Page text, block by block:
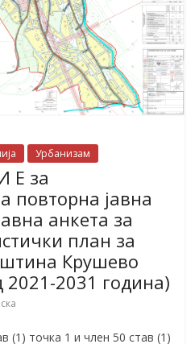
Урбанизам
Е за
повторна јавна
анкета за
план за
Крушево
2031 година)
(1) точка 1 и член 50 став (1)